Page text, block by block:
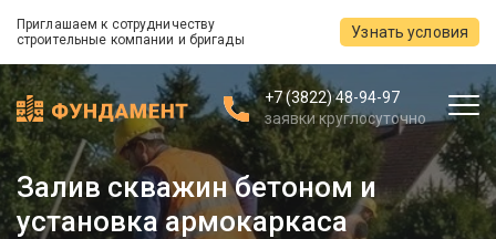
Приглашаем к сотрудничеству
строительные компании и бригады
Узнать условия
+7 (3822) 48-94-97
заявки круглосуточно
Залив скважин бетоном и
установка армокаркаса